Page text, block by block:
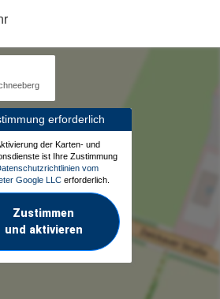
erforderlich
der Karten- und
ist Ihre Zustimmung
vom
Google LLC erforderlich.
Zustimmen
und aktivieren